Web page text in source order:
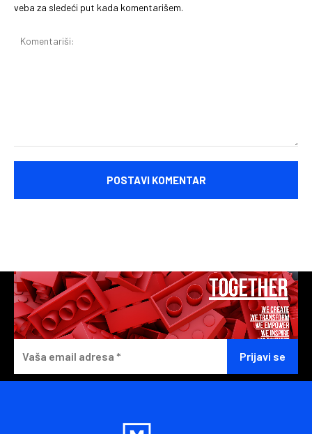
veba za sledeći put kada komentarišem.